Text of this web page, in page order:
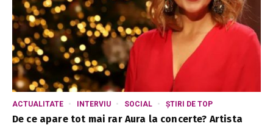
ACTUALITATE INTERVIU SOCIAL ȘTIRI DE TOP
De ce apare tot mai rar Aura la concerte? Artista